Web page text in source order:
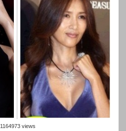
1164973 views